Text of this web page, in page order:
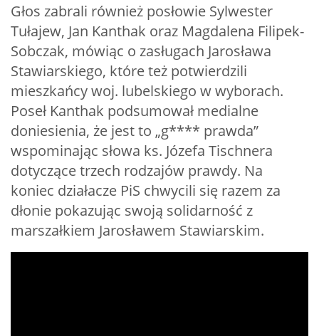
Głos zabrali również posłowie Sylwester
Tułajew, Jan Kanthak oraz Magdalena Filipek-
Sobczak, mówiąc o zasługach Jarosława
Stawiarskiego, które też potwierdzili
mieszkańcy woj. lubelskiego w wyborach.
Poseł Kanthak podsumował medialne
doniesienia, że jest to „g**** prawda”
wspominając słowa ks. Józefa Tischnera
dotyczące trzech rodzajów prawdy. Na
koniec działacze PiS chwycili się razem za
dłonie pokazując swoją solidarność z
marszałkiem Jarosławem Stawiarskim.